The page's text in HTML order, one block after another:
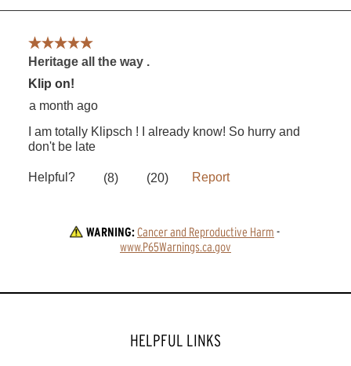
WARNING:Cancer and Reproductive Harm -
www.P65Warnings.ca.gov
HELPFUL LINKS